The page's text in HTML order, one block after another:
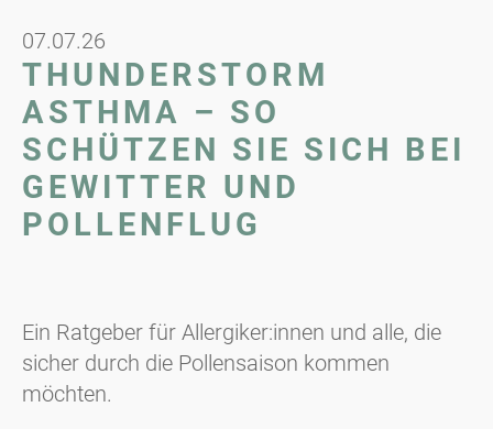
07.07.26
THUNDERSTORM
ASTHMA – SO
SCHÜTZEN SIE SICH BEI
GEWITTER UND
POLLENFLUG
Ein Ratgeber für Allergiker:innen und alle, die
sicher durch die Pollensaison kommen
möchten.